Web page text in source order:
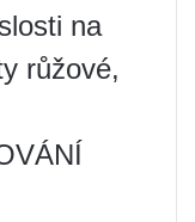
na
růžové,